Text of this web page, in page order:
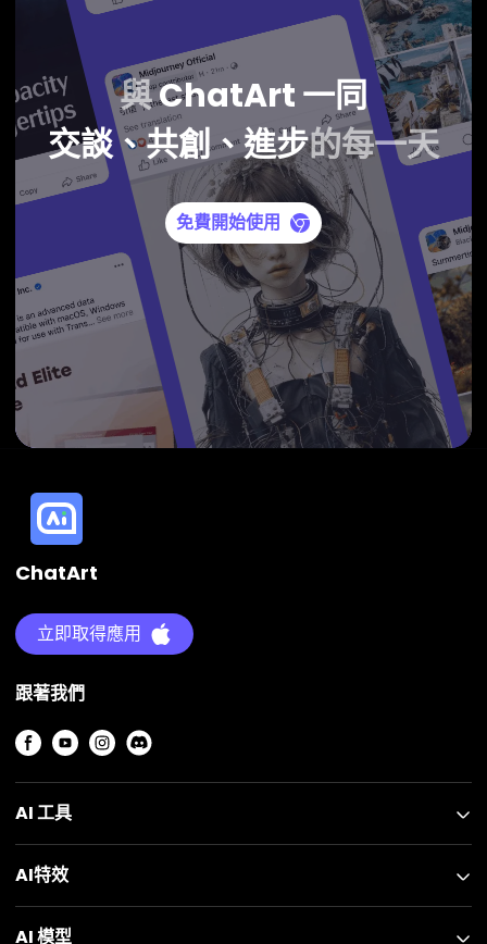
與ChatArt一同
交談、共創、進步的每一天
免費開始使用
ChatArt
立即取得應用
跟著我們
AI 工具
AI特效
AI 模型